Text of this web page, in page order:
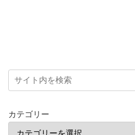
カテゴリー